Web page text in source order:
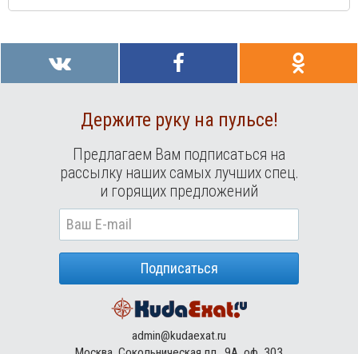
Держите руку на пульсе!
Предлагаем Вам подписаться на
рассылку наших самых лучших спец.
и горящих предложений
Подписаться
admin@kudaexat.ru